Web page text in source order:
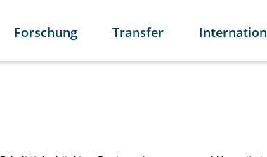
Forschung Transfer